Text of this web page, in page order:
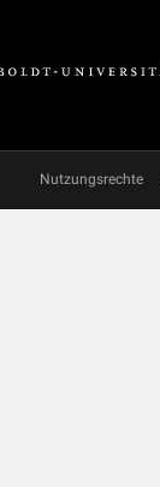
Nutzungsrechte